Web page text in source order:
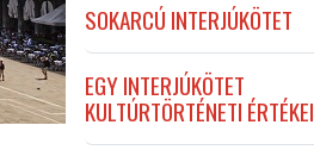
SOKARCÚ INTERJÚKÖTET
EGY INTERJÚKÖTET
KULTÚRTÖRTÉNETI ÉRTÉKEI